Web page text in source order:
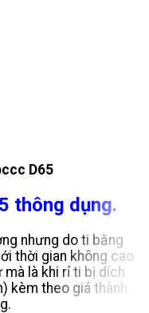
D65
thông dụng.
nhưng do ti bằng
thời gian không cao
mà là khi rỉ ti bị dích
kèm theo giá thành